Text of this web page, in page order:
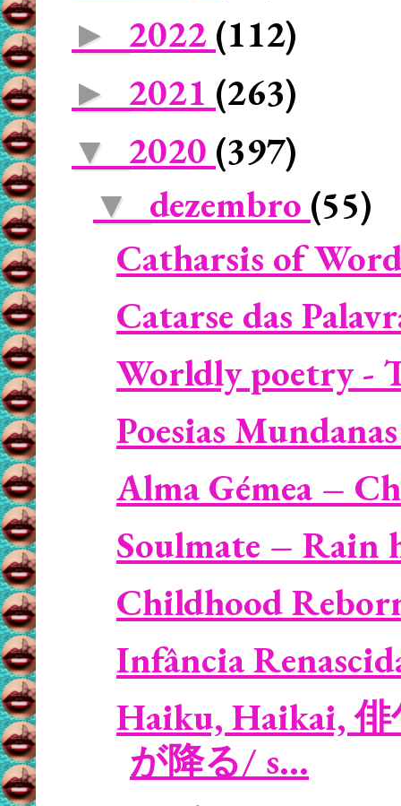
► 2022 (112)
► 2021 (263)
▼ 2020 (397)
▼ dezembro (55)
Catharsis of
Catarse das
Worldly poetry -
Poesias
Alma Gémea –
Soulmate – Rain
Childhood
Infância
Haiku, Haikai, 俳
が降る/ s...